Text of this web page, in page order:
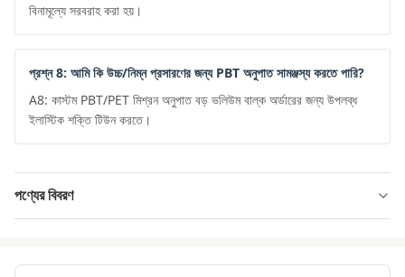
বিনামূল্যে সরবরাহ করা হয়।
প্রশ্ন 8: আমি কি উচ্চ/নিম্ন প্রসারণের জন্য PBT অনুপাত সামঞ্জস্য করতে পারি?
A8: কাস্টম PBT/PET মিশ্রন অনুপাত বড় ভলিউম বাল্ক অর্ডারের জন্য উপলব্ধ
ইলাস্টিক শক্তি টিউন করতে।
পণ্যের বিবরণ
Specification: 2.8D*32MM